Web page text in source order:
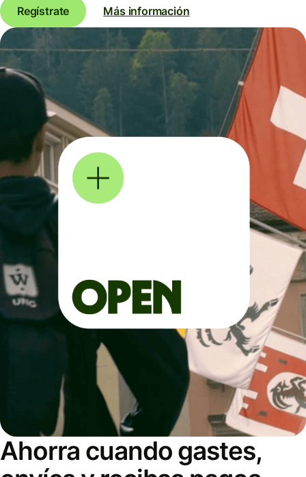
Regístrate Más información
Ahorra cuando gastes,